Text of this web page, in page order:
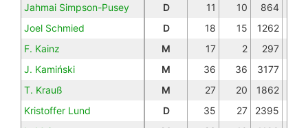
Jahmai Simpson-Pusey
D 11 10 864
Joel Schmied
D 18 15 1262
F. Kainz
M 17 2 297
J. Kamiński
M 36 36 3177
T. Krauß
M 27 20 1862
Kristoffer Lund
D 35 27 2395